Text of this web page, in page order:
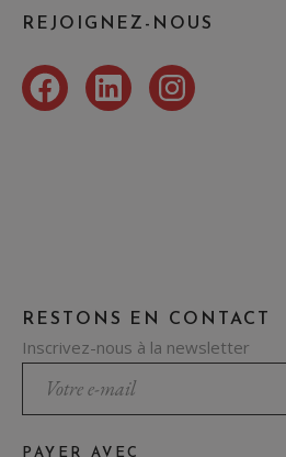
REJOIGNEZ-NOUS
FacebookLinkedInInstagram
RESTONS EN CONTACT
Inscrivez-nous à la newsletter
PAYER AVEC